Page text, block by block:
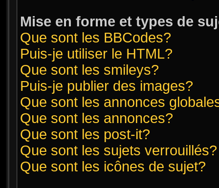
Mise en forme et types de
Que sont les BBCodes?
Puis-je utiliser le HTML?
Que sont les smileys?
Puis-je publier des images?
Que sont les annonces
Que sont les annonces?
Que sont les post-it?
Que sont les sujets verrouillés?
Que sont les icônes de sujet?